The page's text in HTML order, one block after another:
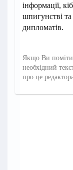
інформації,
шпигунстві
дипломатів.
Якщо Ви
необхідний
про це